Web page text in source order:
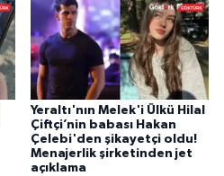
Yeraltı'nın Melek'i Ülkü Hilal
Çiftçi’nin babası Hakan
Çelebi'den şikayetçi oldu!
Menajerlik şirketinden jet
açıklama